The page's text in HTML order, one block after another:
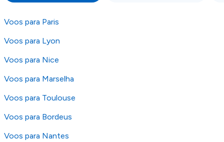
as condições no website do parceiro antes de
fazer uma reserva. Para mais detalhes verifique
os nossos
Voos para Paris
Voos para Lyon
Voos para Nice
Voos para Marselha
Voos para Toulouse
Voos para Bordeus
Voos para Nantes